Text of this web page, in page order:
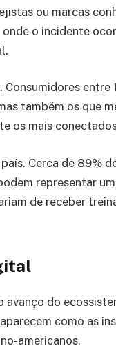
ou marcas
o incidente
entre
também os que
os mais
Cerca de 89%
representar
de receber
do
como as
americanos.